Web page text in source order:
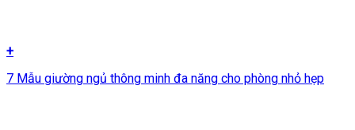
+
7 Mẫu giường ngủ thông minh đa năng cho phòng nhỏ hẹp